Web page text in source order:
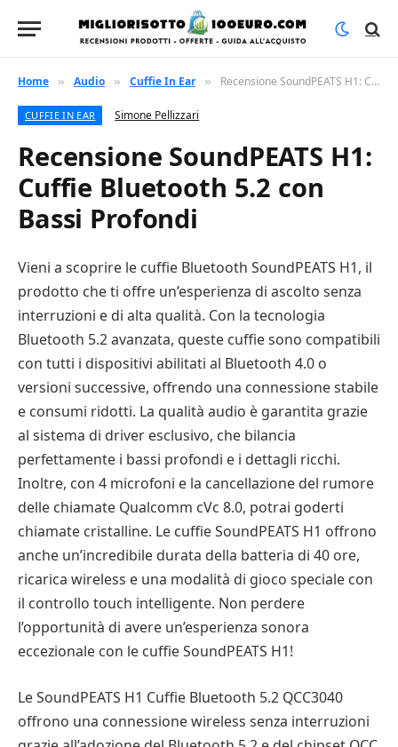
Home » Audio » Cuffie In Ear » Recensione SoundPEATS H1: Cuffie Bluetooth 5.2 con Bassi Profondi
CUFFIE IN EAR Simone Pellizzari
Recensione SoundPEATS H1:
Cuffie Bluetooth 5.2 con
Bassi Profondi
Vieni a scoprire le cuffie Bluetooth SoundPEATS H1, il
prodotto che ti offre un’esperienza di ascolto senza
interruzioni e di alta qualità. Con la tecnologia
Bluetooth 5.2 avanzata, queste cuffie sono compatibili
con tutti i dispositivi abilitati al Bluetooth 4.0 o
versioni successive, offrendo una connessione stabile
e consumi ridotti. La qualità audio è garantita grazie
al sistema di driver esclusivo, che bilancia
perfettamente i bassi profondi e i dettagli ricchi.
Inoltre, con 4 microfoni e la cancellazione del rumore
delle chiamate Qualcomm cVc 8.0, potrai goderti
chiamate cristalline. Le cuffie SoundPEATS H1 offrono
anche un’incredibile durata della batteria di 40 ore,
ricarica wireless e una modalità di gioco speciale con
il controllo touch intelligente. Non perdere
l’opportunità di avere un’esperienza sonora
eccezionale con le cuffie SoundPEATS H1!
Le SoundPEATS H1 Cuffie Bluetooth 5.2 QCC3040
offrono una connessione wireless senza interruzioni